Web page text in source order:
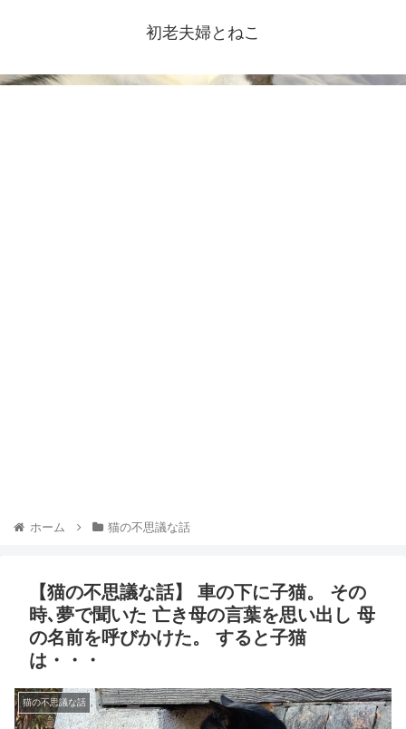
初老夫婦とねこ
ホーム 猫の不思議な話
【猫の不思議な話】 車の下に子猫。 その
時､夢で聞いた 亡き母の言葉を思い出し 母
の名前を呼びかけた。 すると子猫
は・・・
猫の不思議な話